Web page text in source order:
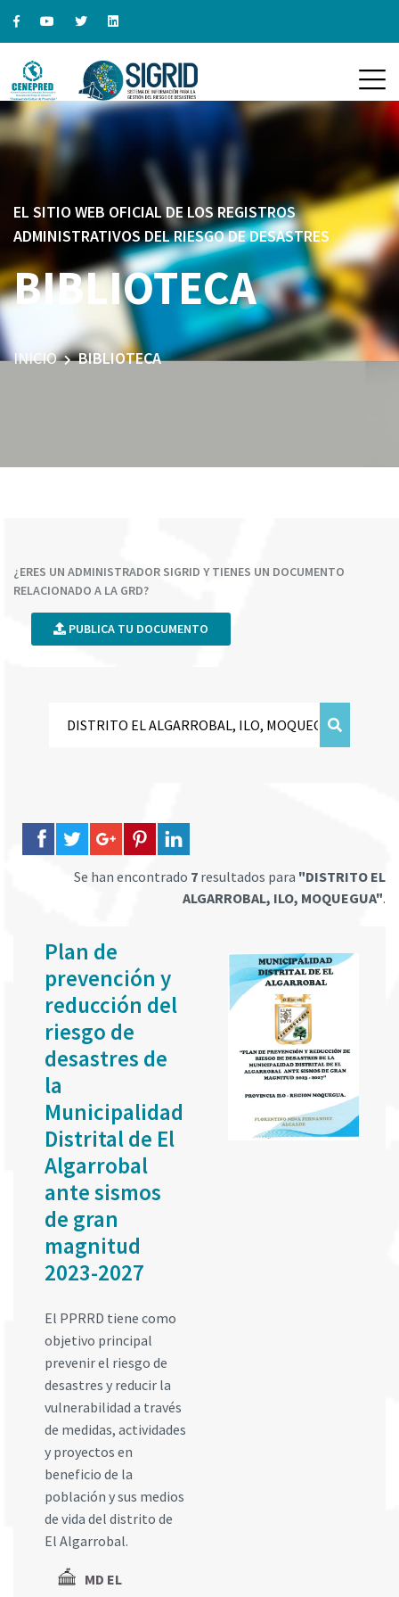
EL SITIO WEB OFICIAL DE LOS REGISTROS
ADMINISTRATIVOS DEL RIESGO DE DESASTRES
BIBLIOTECA
INICIO BIBLIOTECA
¿ERES UN ADMINISTRADOR SIGRID Y TIENES UN DOCUMENTO
RELACIONADO A LA GRD?
PUBLICA TU DOCUMENTO
Se han encontrado 7 resultados para "DISTRITO EL
ALGARROBAL, ILO, MOQUEGUA".
Plan de
prevención y
reducción del
riesgo de
desastres de
la
Municipalidad
Distrital de El
Algarrobal
ante sismos
de gran
magnitud
2023-2027
El PPRRD tiene como
objetivo principal
prevenir el riesgo de
desastres y reducir la
vulnerabilidad a través
de medidas, actividades
y proyectos en
beneficio de la
población y sus medios
de vida del distrito de
El Algarrobal.
MD EL